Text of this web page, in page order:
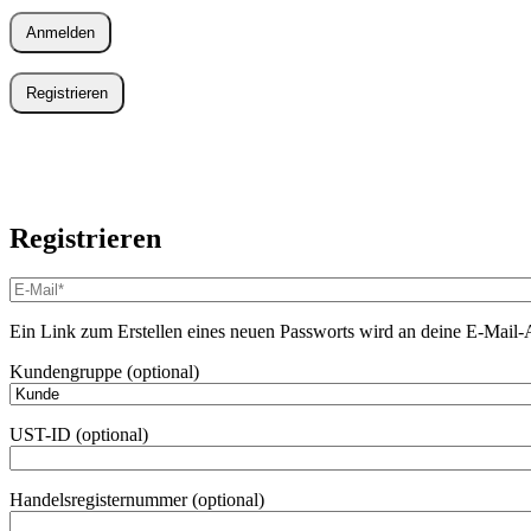
Anmelden
Registrieren
Registrieren
E-
Mail-
Adresse*
Ein Link zum Erstellen eines neuen Passworts wird an deine E-Mail-
Kundengruppe (optional)
UST-ID (optional)
Handelsregisternummer(optional)